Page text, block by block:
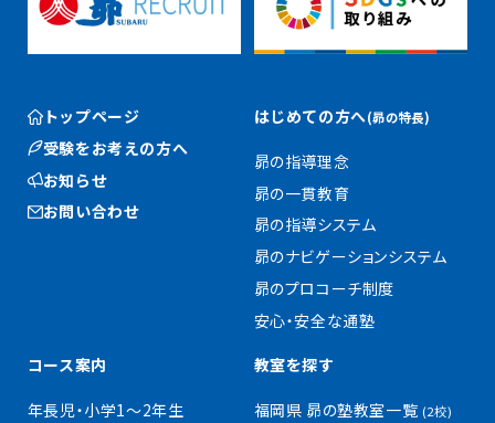
トップページ
受験をお考えの方へ
お知らせ
お問い合わせ
はじめての方へ(昴の特長)
昴の指導理念
昴の一貫教育
昴の指導システム
昴のナビゲーションシステム
昴のプロコーチ制度
安心・安全な通塾
コース案内
年長児・小学1〜2年生
教室を探す
福岡県 昴の塾教室一覧 (2校)